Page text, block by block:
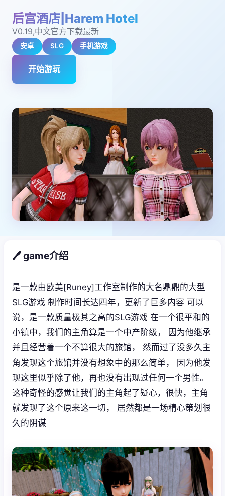
后宫酒店|Harem Hotel
V0.19,中文官方下载最新
安卓 SLG 手机游戏
开始游玩
🖊️ game介绍
是一款由欧美[Runey]工作室制作的大名鼎鼎的大型
SLG游戏 制作时间长达四年，更新了巨多内容 可以
说，是一款质量极其之高的SLG游戏 在一个很平和的
小镇中，我们的主角算是一个中产阶级， 因为他继承
并且经营着一个不算很大的旅馆， 然而过了没多久主
角发现这个旅馆并没有想象中的那么简单， 因为他发
现这里似乎除了他，再也没有出现过任何一个男性。
这种奇怪的感觉让我们的主角起了疑心，很快，主角
就发现了这个原来这一切， 居然都是一场精心策划很
久的阴谋